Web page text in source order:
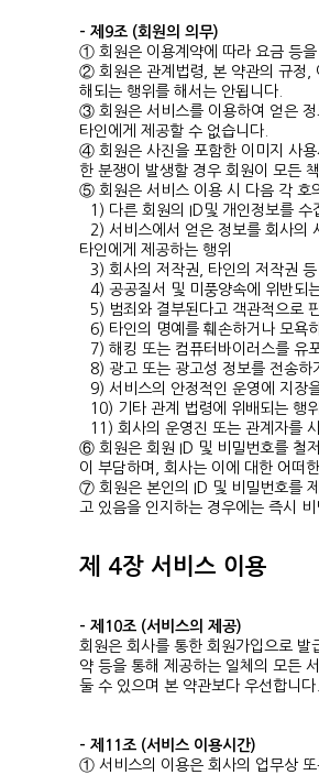
- 제9조 (회원의 의무)
① 회원은 이용계약에 따라 요금 등을
② 회원은 관계법령, 본 약관의 규정,
해되는 행위를 해서는 안됩니다.
③ 회원은 서비스를 이용하여 얻은
타인에게 제공할 수 없습니다.
④ 회원은 사진을 포함한 이미지 사용
한 분쟁이 발생할 경우 회원이 모든
⑤ 회원은 서비스 이용 시 다음 각 호
1) 다른 회원의 ID및 개인정보를 수
2) 서비스에서 얻은 정보를 회사의
타인에게 제공하는 행위
3) 회사의 저작권, 타인의 저작권
4) 공공질서 및 미풍양속에 위반되
5) 범죄와 결부된다고 객관적으로
6) 타인의 명예를 훼손하거나 모욕
7) 해킹 또는 컴퓨터바이러스를 유
8) 광고 또는 광고성 정보를 전송하
9) 서비스의 안정적인 운영에 지장
10) 기타 관계 법령에 위배되는 행위
11) 회사의 운영진 또는 관계자를
⑥ 회원은 회원 ID 및 비밀번호를 철
이 부담하며, 회사는 이에 대한 어떠
⑦ 회원은 본인의 ID 및 비밀번호를
고 있음을 인지하는 경우에는 즉시
제 4장 서비스 이용
- 제10조 (서비스의 제공)
회원은 회사를 통한 회원가입으로 발
약 등을 통해 제공하는 일체의 모든
둘 수 있으며 본 약관보다 우선합니다.
- 제11조 (서비스 이용시간)
① 서비스의 이용은 회사의 업무상